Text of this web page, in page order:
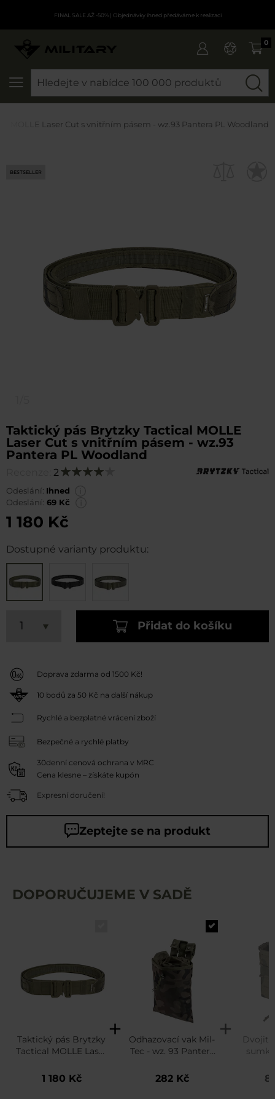
FINAL SALE AŽ -50%| Objednávky ihned předáváme k realizaci
0
MOLLE Laser Cut s vnitřním pásem - wz.93 Pantera PL Woodland
BESTSELLER
Taktický pás Brytzky Tactical MOLLE
Laser Cut s vnitřním pásem - wz.93
Pantera PL Woodland
2 Hodnocení:
Odeslání: Ihned
Odeslání: 69 Kč
1 180 Kč
Dostupné varianty produktu:
Přidat do košíku
Doprava zdarma od 1500 Kč!
10 bodů za 50 Kč na další nákup
Rychlé a bezplatné vrácení zboží
Bezpečné a rychlé platby
30denní cenová ochrana v MRC
Cena klesne – získáte kupón
Expresní doručení!
Zeptejte se na produkt
DOPORUČUJEME V SADĚ
Taktický pás Brytzky
Tactical MOLLE Laser
pásem - wz.93
1 180 Kč
Odhazovací vak Mil-
Tec - wz. 93 Pantera
282 Kč
AR/AK